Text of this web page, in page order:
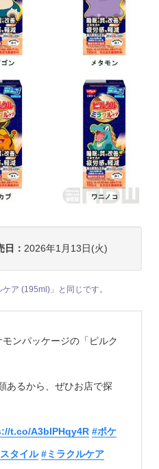
日： 2026年1月13日(火)
ア (195ml)」と同じです。
ンパッケージの「ピルク
あるから、ぜひお店で探
t.co/A3bIPHqy4R #ポケ
タイル #ミラクルケア